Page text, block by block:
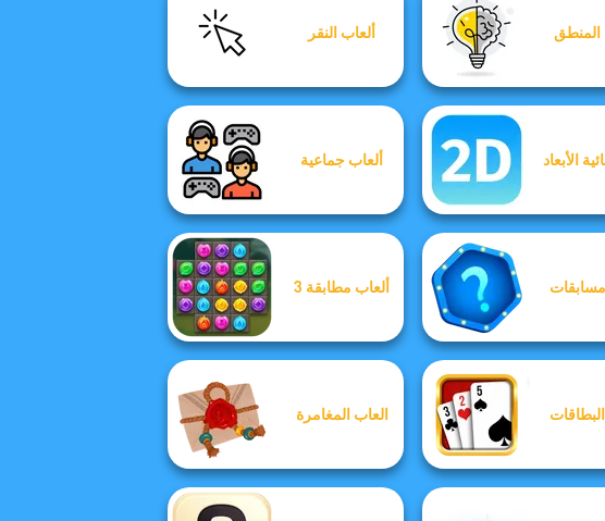
المنطق ألعاب النقر
الأبعاد ألعاب جماعية
ألعاب مطابقة 3
العاب المغامرة